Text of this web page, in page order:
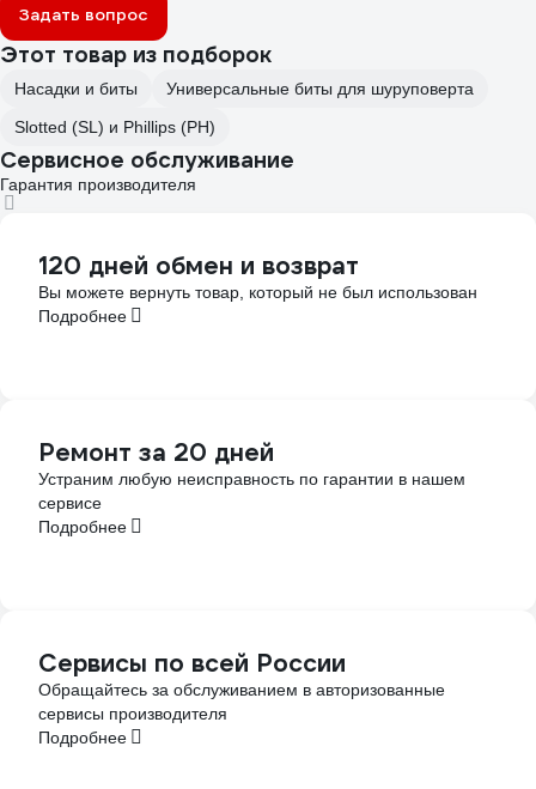
Задать вопрос
Этот товар из подборок
Насадки и биты
Универсальные биты для шуруповерта
Slotted (SL) и Phillips (PH)
Сервисное обслуживание
Гарантия производителя
120 дней обмен и возврат
Вы можете вернуть товар, который не был использован
Подробнее
Ремонт за 20 дней
Устраним любую неисправность по гарантии в нашем
сервисе
Подробнее
Сервисы по всей России
Обращайтесь за обслуживанием в авторизованные
сервисы производителя
Подробнее